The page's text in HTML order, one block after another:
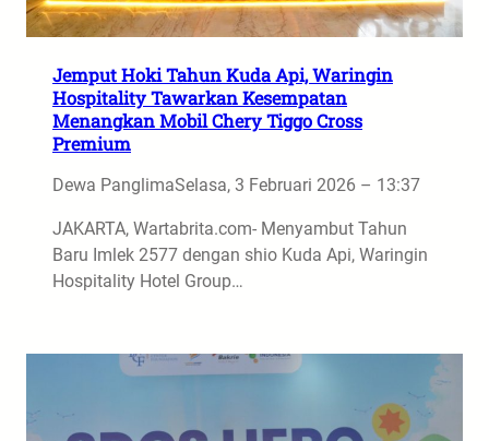
Jemput Hoki Tahun Kuda Api, Waringin
Hospitality Tawarkan Kesempatan
Menangkan Mobil Chery Tiggo Cross
Premium
Dewa PanglimaSelasa, 3 Februari 2026 – 13:37
JAKARTA, Wartabrita.com- Menyambut Tahun
Baru Imlek 2577 dengan shio Kuda Api, Waringin
Hospitality Hotel Group…